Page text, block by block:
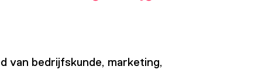
van bedrijfskunde, marketing,